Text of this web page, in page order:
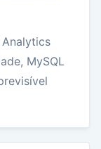
MySQL